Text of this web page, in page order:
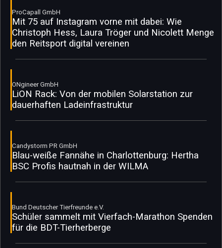
ProCapall GmbH
Mit 75 auf Instagram vorne mit dabei: Wie
Christoph Hess, Laura Tröger und Nicolett Menge
den Reitsport digital vereinen
ONgineer GmbH
LiON Rack: Von der mobilen Solarstation zur
dauerhaften Ladeinfrastruktur
Candystorm PR GmbH
Blau-weiße Fannähe in Charlottenburg: Hertha
BSC Profis hautnah in der WILMA
Bund Deutscher Tierfreunde e.V.
Schüler sammelt mit Vierfach-Marathon Spenden
für die BDT-Tierherberge